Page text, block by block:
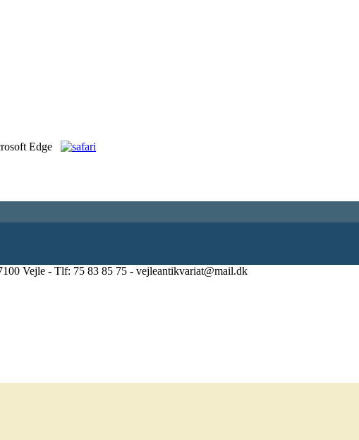
Vejle - Tlf: 75 83 85 75 - vejleantikvariat@mail.dk